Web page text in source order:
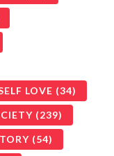
LOVE (34)
(239)
(54)